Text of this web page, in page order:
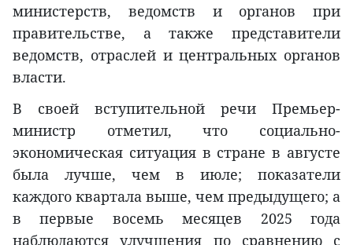
министерств, ведомств и органов при
правительстве, а также представители
ведомств, отраслей и центральных органов
власти.
В своей вступительной речи Премьер-
министр отметил, что социально-
экономическая ситуация в стране в августе
была лучше, чем в июле; показатели
каждого квартала выше, чем предыдущего; а
в первые восемь месяцев 2025 года
наблюдаются улучшения по сравнению с